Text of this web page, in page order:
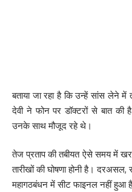
बताया जा रहा है कि उन्हें सांस लेने में
देवी ने फोन पर डॉक्टरों से बात
उनके साथ मौजूद रहे थे।
तेज प्रताप की तबीयत ऐसे समय में
तारीखों की घोषणा होनी है।
महागठबंधन में सीट फाइनल नहीं हुआ